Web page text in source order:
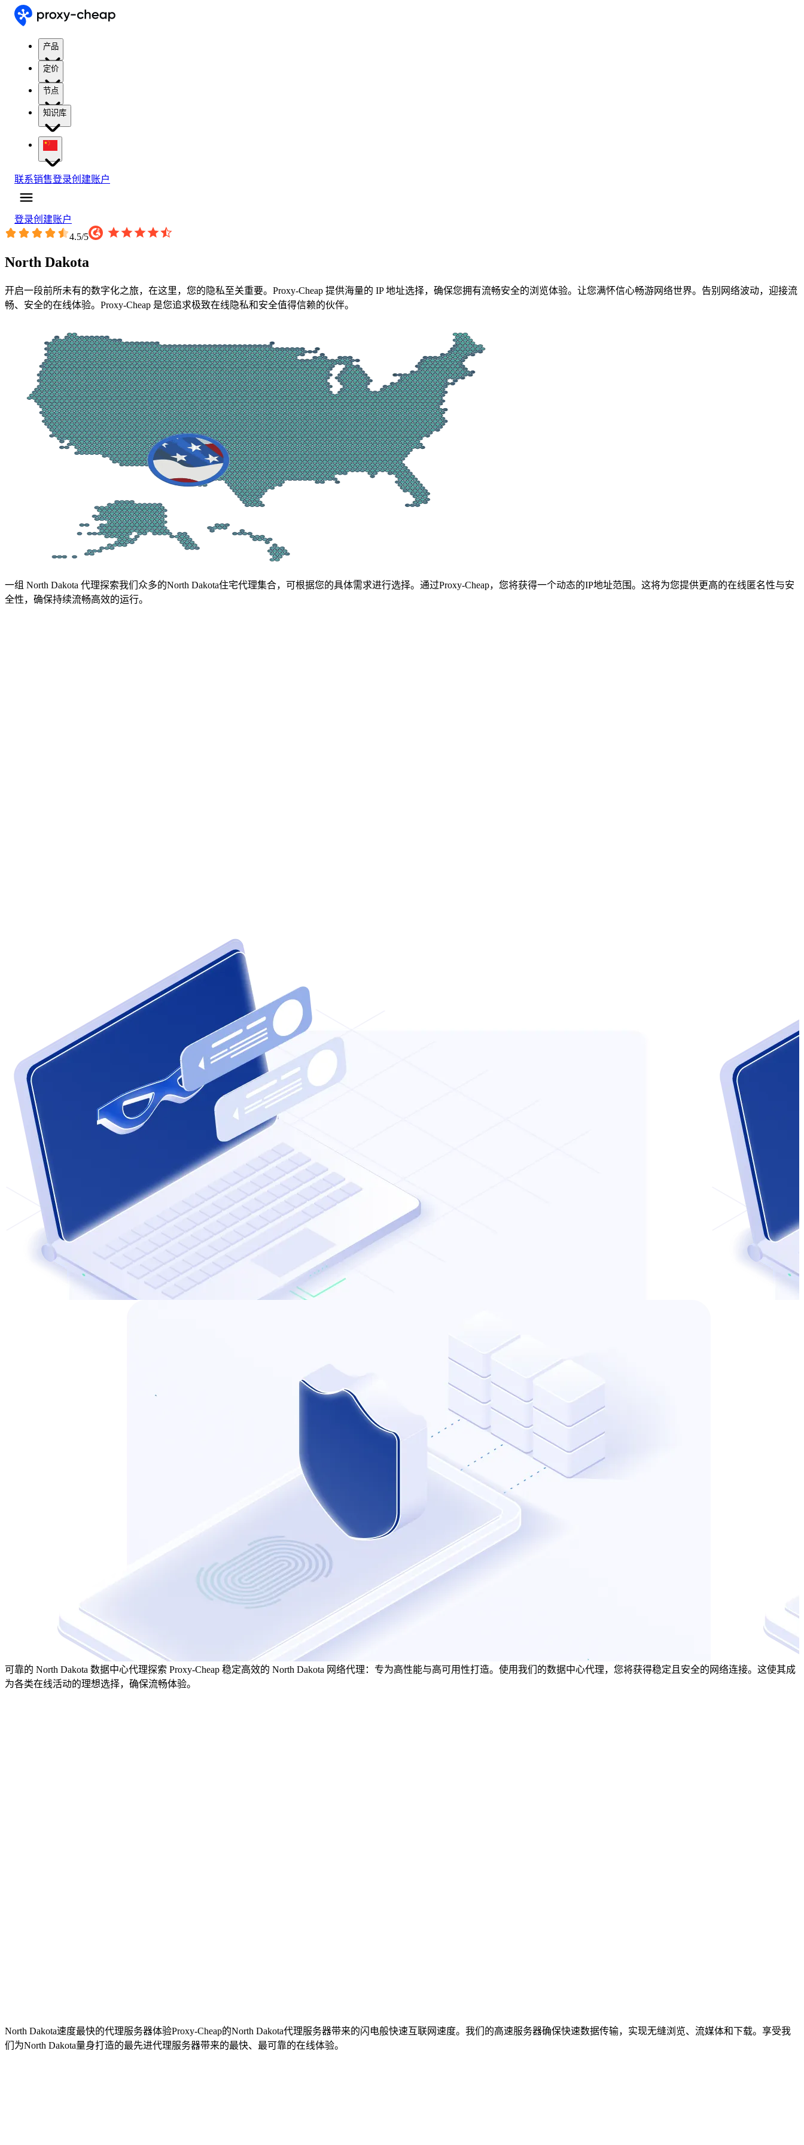
产品
定价
节点
知识库
联系销售登录创建账户
登录创建账户
4.5/5
North Dakota
开启一段前所未有的数字化之旅，在这里，您的隐私至关重要。Proxy-Cheap 提供海量的 IP 地址选择，确保您拥有流畅安全的浏览体验。让您满怀信心畅游网络世界。告别网络波动，迎接流
畅、安全的在线体验。Proxy-Cheap 是您追求极致在线隐私和安全值得信赖的伙伴。
一组 North Dakota 代理探索我们众多的North Dakota住宅代理集合，可根据您的具体需求进行选择。通过Proxy-Cheap，您将获得一个动态的IP地址范围。这将为您提供更高的在线匿名性与安
全性，确保持续流畅高效的运行。
可靠的 North Dakota 数据中心代理探索 Proxy-Cheap 稳定高效的 North Dakota 网络代理：专为高性能与高可用性打造。使用我们的数据中心代理，您将获得稳定且安全的网络连接。这使其成
为各类在线活动的理想选择，确保流畅体验。
North Dakota速度最快的代理服务器体验Proxy-Cheap的North Dakota代理服务器带来的闪电般快速互联网速度。我们的高速服务器确保快速数据传输，实现无缝浏览、流媒体和下载。享受我
们为North Dakota量身打造的最先进代理服务器带来的最快、最可靠的在线体验。